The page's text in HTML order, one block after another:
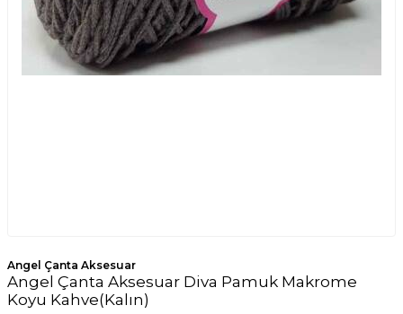
Angel Çanta Aksesuar
Angel Çanta Aksesuar Diva Pamuk Makrome
Koyu Kahve(Kalın)